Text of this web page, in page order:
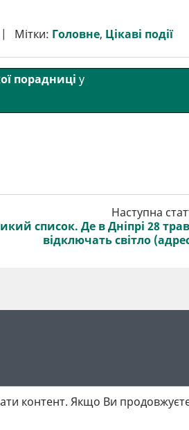
Мітки: Головне, Цікаві події
порадниці у
Наступна
список. Де в Дніпрі 28
відключать світло
гіперпосилання у першому абзаці.
контент. Якщо Ви